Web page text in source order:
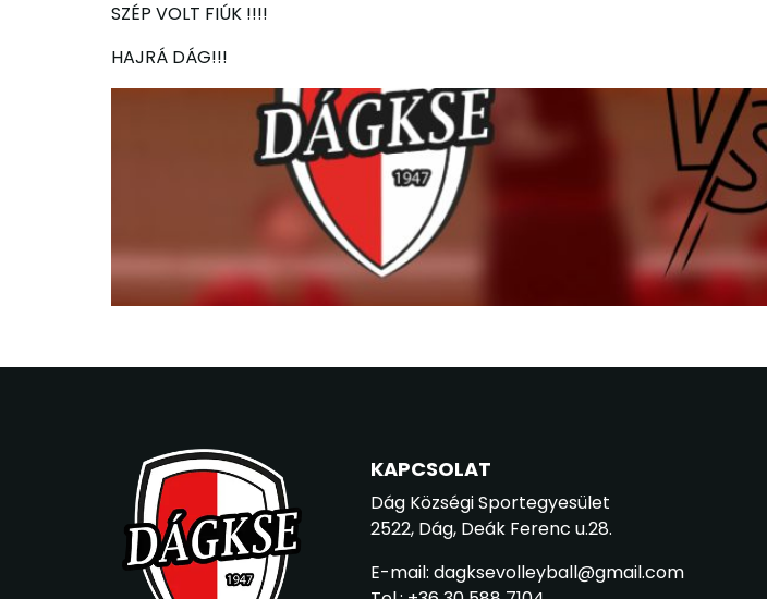
SZÉP VOLT FIÚK !!!!
HAJRÁ DÁG!!!
KAPCSOLAT
Dág Községi Sportegyesület
2522, Dág, Deák Ferenc u.28.
E-mail: dagksevolleyball@gmail.com